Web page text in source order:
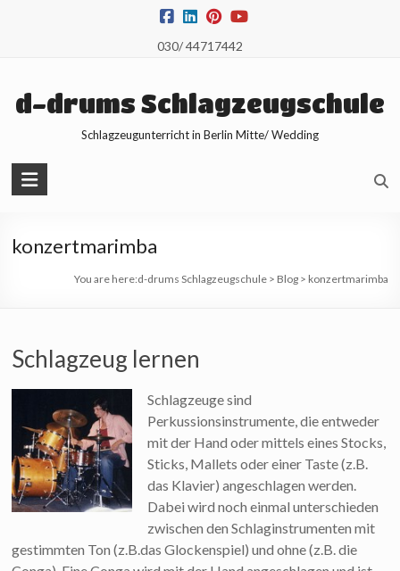
030/ 44717442
d-drums Schlagzeugschule
Schlagzeugunterricht in Berlin Mitte/ Wedding
konzertmarimba
You are here:d-drums Schlagzeugschule> Blog> konzertmarimba
Schlagzeug lernen
Schlagzeuge sind
Perkussionsinstrumente, die entweder
mit der Hand oder mittels eines Stocks,
Sticks, Mallets oder einer Taste (z.B.
das Klavier) angeschlagen werden.
Dabei wird noch einmal unterschieden
zwischen den Schlaginstrumenten mit
gestimmten Ton (z.B.das Glockenspiel) und ohne (z.B. die